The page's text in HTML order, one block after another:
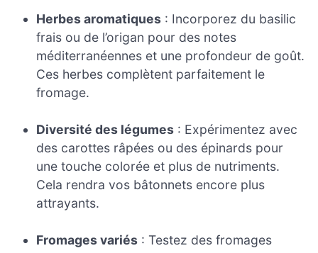
Herbes aromatiques : Incorporez du basilic
frais ou de l’origan pour des notes
méditerranéennes et une profondeur de goût.
Ces herbes complètent parfaitement le
fromage.
Diversité des légumes : Expérimentez avec
des carottes râpées ou des épinards pour
une touche colorée et plus de nutriments.
Cela rendra vos bâtonnets encore plus
attrayants.
Fromages variés : Testez des fromages